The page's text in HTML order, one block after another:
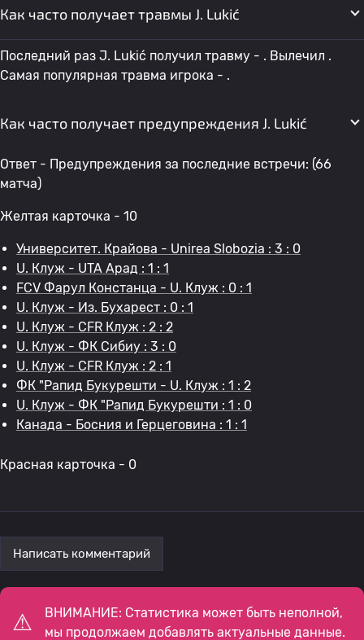
Как часто получает травмы J. Lukić
Последний раз J. Lukić получил травму - . Вылечил .
Самая популярная травма игрока - .
Как часто получает предупреждения J. Lukić
Ответ - Предупреждения за последние встречи: (66
матча)
Желтая карточка - 10
Университет. Крайова - Unirea Slobozia : 3 : 0
U. Клуж - UTA Арад : 1 : 1
FCV Фарул Констанца - U. Клуж : 0 : 1
U. Клуж - Из. Бухарест : 0 : 1
U. Клуж - CFR Клуж : 2 : 2
U. Клуж - ФК Сибиу : 3 : 0
U. Клуж - CFR Клуж : 2 : 1
ФК "Рапид Букурешти - U. Клуж : 1 : 2
U. Клуж - ФК "Рапид Букурешти : 1 : 0
Канада - Босния и Герцеговина : 1 : 1
Красная карточка - 0
Написать комментарий
ВНИМАНИЕ: Статистика может быть неполной,
мы продолжаем добавлять актуальные данные.